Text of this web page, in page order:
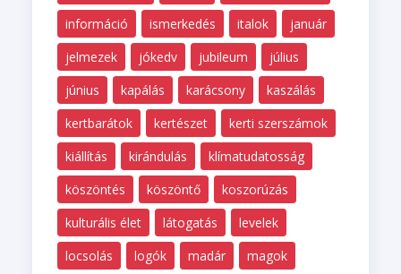
információ
ismerkedés italok
január
jelmezek
jókedv jubileum
július
június
kapálás karácsony
kaszálás
kertbarátok
kertészet
kerti szerszámok
kiállítás
kirándulás
klímatudatosság
köszöntés
köszöntő
koszorúzás
kulturális élet
látogatás
levelek
locsolás
logók madár
magok